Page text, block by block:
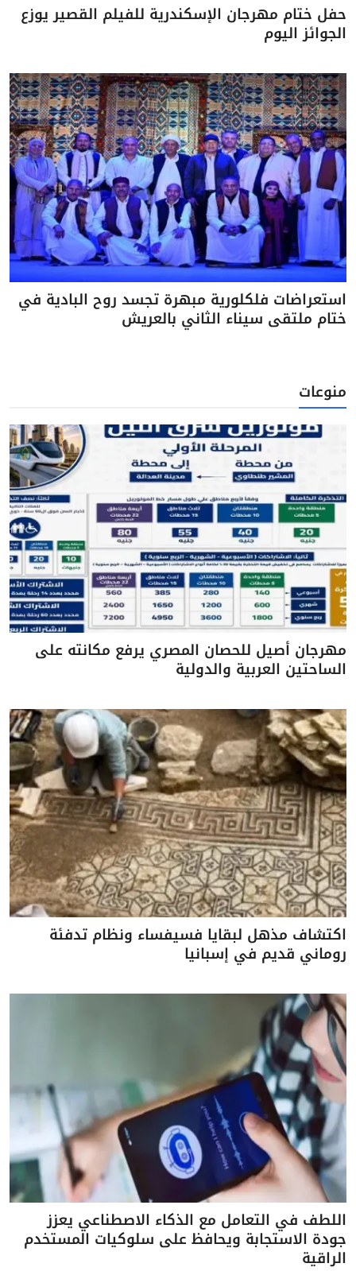
حفل ختام مهرجان الإسكندرية للفيلم القصير يوزع
الجوائز اليوم
استعراضات فلكلورية مبهرة تجسد روح البادية في
ختام ملتقى سيناء الثاني بالعريش
منوعات
مهرجان أصيل للحصان المصري يرفع مكانته على
الساحتين العربية والدولية
اكتشاف مذهل لبقايا فسيفساء ونظام تدفئة
روماني قديم في إسبانيا
اللطف في التعامل مع الذكاء الاصطناعي يعزز
جودة الاستجابة ويحافظ على سلوكيات المستخدم
الراقية